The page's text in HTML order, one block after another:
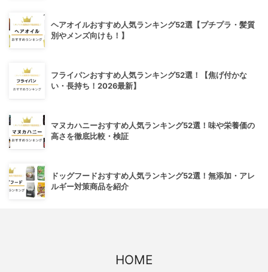
ヘアオイルおすすめ人気ランキング52選【プチプラ・髪質
別やメンズ向けも！】
フライパンおすすめ人気ランキング52選！【焦げ付かな
い・長持ち！2026最新】
マヌカハニーおすすめ人気ランキング52選！味や栄養価の
高さを徹底比較・検証
ドッグフードおすすめ人気ランキング52選！無添加・アレ
ルギー対策商品を紹介
HOME